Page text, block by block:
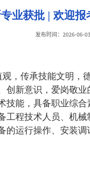
业获批 | 欢迎
发布时间：2026-06-03
，传承技能文明
创新意识，爱岗敬
技能，具备职业综
工程技术人员、机
的运行操作、安装